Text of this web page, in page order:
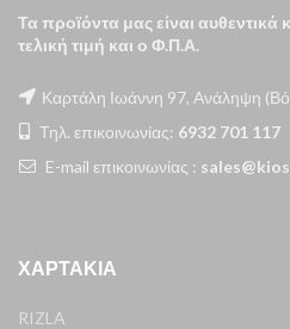
Τα προϊόντα μας είναι
τελική τιμή και ο Φ.Π.Α.
Καρτάλη Ιωάννη 97, Ανάληψη
Τηλ. επικοινωνίας: 6932 701 117
E-mail επικοινωνίας :
ΧΑΡΤΆΚΙΑ
RIZLA